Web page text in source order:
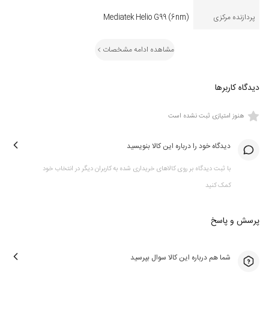
پردازنده مرکزی
Mediatek Helio G99 (6nm)
مشاهده ادامه مشخصات
دیدگاه کاربرها
هنوز امتیازی ثبت نشده است
دیدگاه خود را درباره این کالا بنویسید
با ثبت دیدگاه بر روی کالاهای خریداری شده به کاربران دیگر در انتخاب خود
کمک کنید
پرسش و پاسخ
شما هم درباره این کالا سوال بپرسید